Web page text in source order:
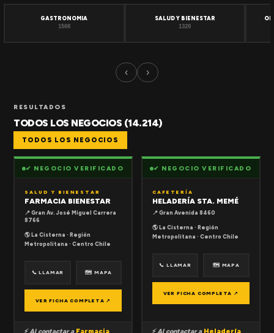
GASTRONOMIA
1508
SALUD Y BIENESTAR
1320
‹ ›
RESULTADOS
TODOS LOS NEGOCIOS (14.214)
TODOS LOS NEGOCIOS
✔ NEGOCIO VERIFICADO
SALUD Y BIENESTAR
FARMACIA BIENESTAR
📍 Gran Av. José Miguel Carrera
8766
🌎 La Cisterna · Región
Metropolitana · Centro Chile
📞 LLAMAR 🗺 MAPA
VER FICHA COMPLETA ↗
✔ NEGOCIO VERIFICADO
CAFETERÍA
HELADERÍA STA. MEMÉ
📍 Gran Avenida 8460
🌎 La Cisterna · Región
Metropolitana · Centro Chile
📞 LLAMAR 🗺 MAPA
VER FICHA COMPLETA ↗